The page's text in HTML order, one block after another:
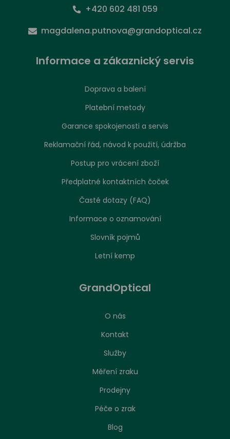
+420 602 481 059
magdalena.putnova@grandoptical.cz
Informace a zákaznický servis
Doprava a balení
Platební metody
Garance spokojenosti a servis
Reklamační řád, návod k použití, údržba
Postup pro vrácení zboží
Předplatné kontaktních čoček
Časté dotazy (FAQ)
Informace o oznamování
Slovník pojmů
Letní kemp
GrandOptical
O nás
Kontakt
Služby
Měření zraku
Prodejny
Péče o zrak
Blog
Nastavení zpracování cookies